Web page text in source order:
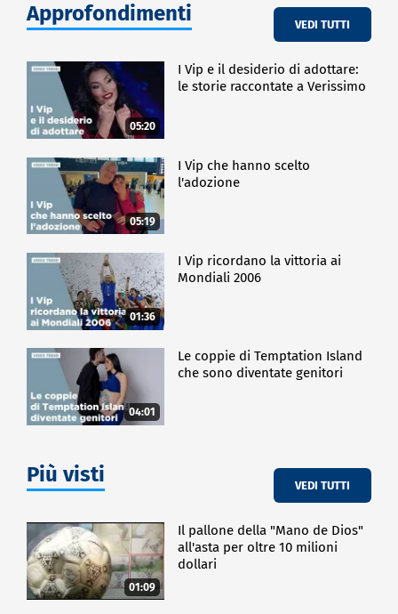
Approfondimenti VEDI TUTTI
05:20
I Vip e il desiderio di adottare:
le storie raccontate a Verissimo
05:19
I Vip che hanno scelto
l'adozione
01:36
I Vip ricordano la vittoria ai
Mondiali 2006
04:01
Le coppie di Temptation Island
che sono diventate genitori
Più visti VEDI TUTTI
01:09
Il pallone della "Mano de Dios"
all'asta per oltre 10 milioni
dollari